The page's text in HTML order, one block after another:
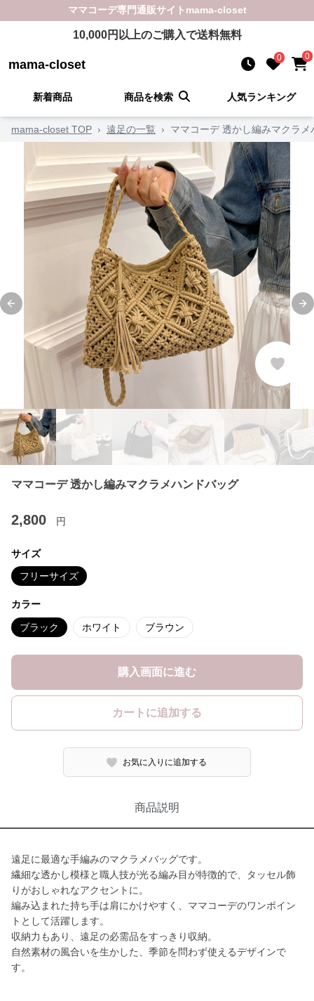
ママコーデ専門通販サイト mama-closet
10,000円以上のご購入で送料無料
mama-closet 0 0
新着商品 商品を検索 人気ランキング
mama-closet TOP › 遠足の一覧 › ママコーデ 透かし編みマクラメ
Previous slide
ママコーデ 透かし編みマクラメハンドバッグ
2,800 円
サイズ
フリーサイズ
カラー
ブラック ホワイト ブラウン
購入画面に進む
カートに追加する
お気に入りに追加する
商品説明
遠足に最適な手編みのマクラメバッグです。
繊細な透かし模様と職人技が光る編み目が特徴的で、タッセル飾
りがおしゃれなアクセントに。
編み込まれた持ち手は肩にかけやすく、ママコーデのワンポイン
トとして活躍します。
収納力もあり、遠足の必需品をすっきり収納。
自然素材の風合いを生かした、季節を問わず使えるデザインで
す。